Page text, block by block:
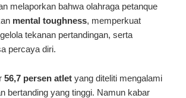
melaporkan bahwa olahraga petanque
mental toughness, memperkuat
tekanan pertandingan, serta
percaya diri.
56,7 persen atlet yang diteliti mengalami
bertanding yang tinggi. Namun kabar